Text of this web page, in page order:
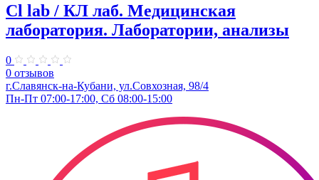
Cl lab / КЛ лаб. ​Медицинская
лаборатория. Лаборатории, анализы
0
0 отзывов
г.Славянск-на-Кубани, ул.​Совхозная, 98/4​
Пн-Пт 07:00-17:00, Сб 08:00-15:00